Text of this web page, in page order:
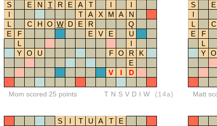
S
E N T R E A T I
I
I
T A X M A
N
L
C H O W D E R
Q
E
F E V E
U
L
I
Y O U F O R
K
E
V
I D
Mom scored 25 points TNSVDIW (14a)
S
E
I
L
C
E
F
L
Y O
Matt
S I T U A T
E